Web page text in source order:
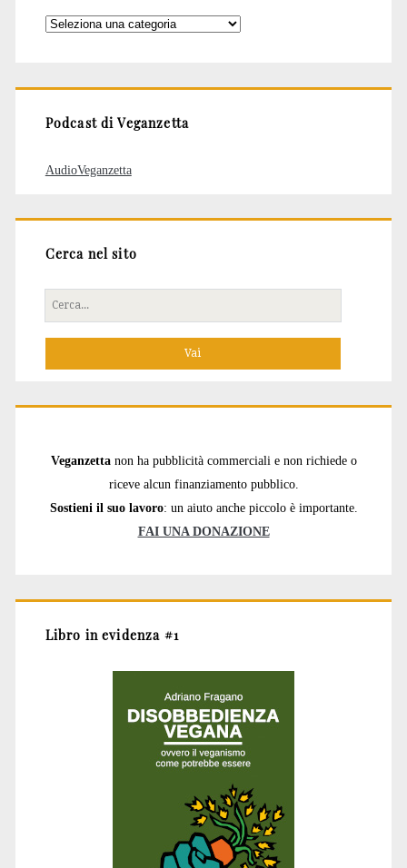
Categorie
Podcast di Veganzetta
AudioVeganzetta
Cerca nel sito
Cerca
per:
Veganzetta non ha pubblicità commerciali e non richiede o
riceve alcun finanziamento pubblico.
Sostieni il suo lavoro: un aiuto anche piccolo è importante.
FAI UNA DONAZIONE
Libro in evidenza #1